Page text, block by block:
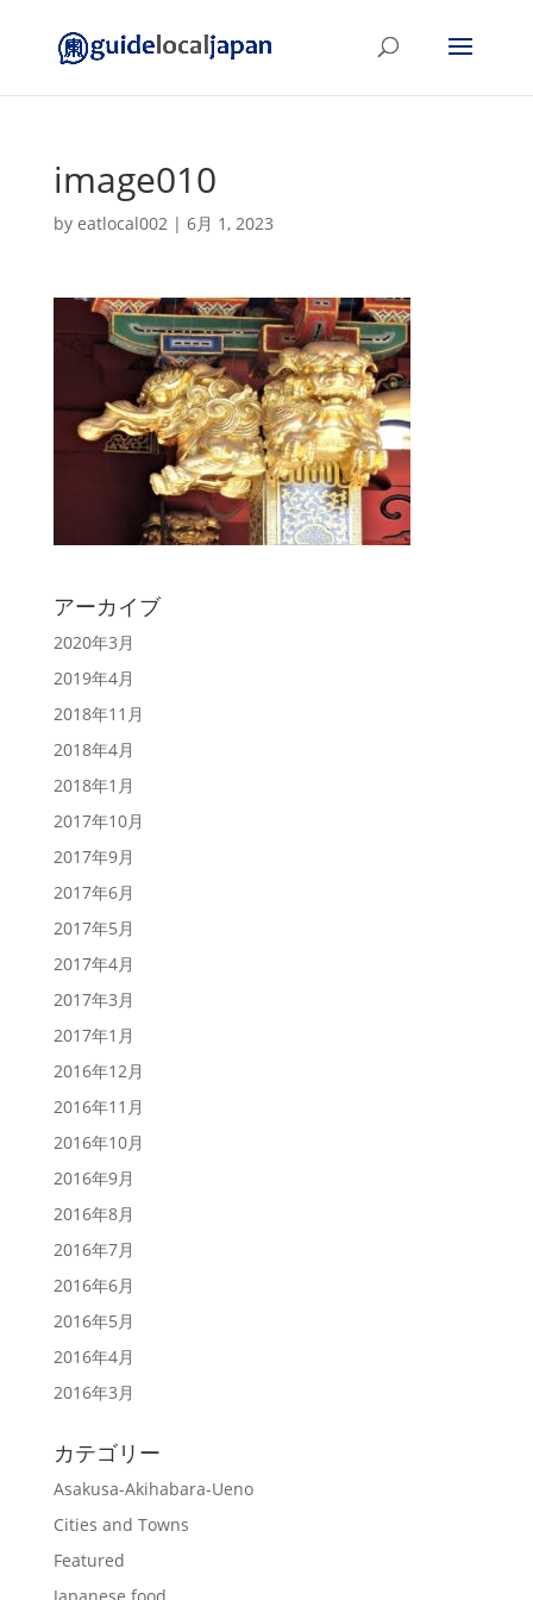
image010
by eatlocal002| 6月 1, 2023
アーカイブ
2020年3月
2019年4月
2018年11月
2018年4月
2018年1月
2017年10月
2017年9月
2017年6月
2017年5月
2017年4月
2017年3月
2017年1月
2016年12月
2016年11月
2016年10月
2016年9月
2016年8月
2016年7月
2016年6月
2016年5月
2016年4月
2016年3月
カテゴリー
Asakusa-Akihabara-Ueno
Cities and Towns
Featured